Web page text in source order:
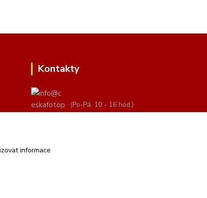
Kontakty
(Po-Pá, 10 - 16 hod.)
informace